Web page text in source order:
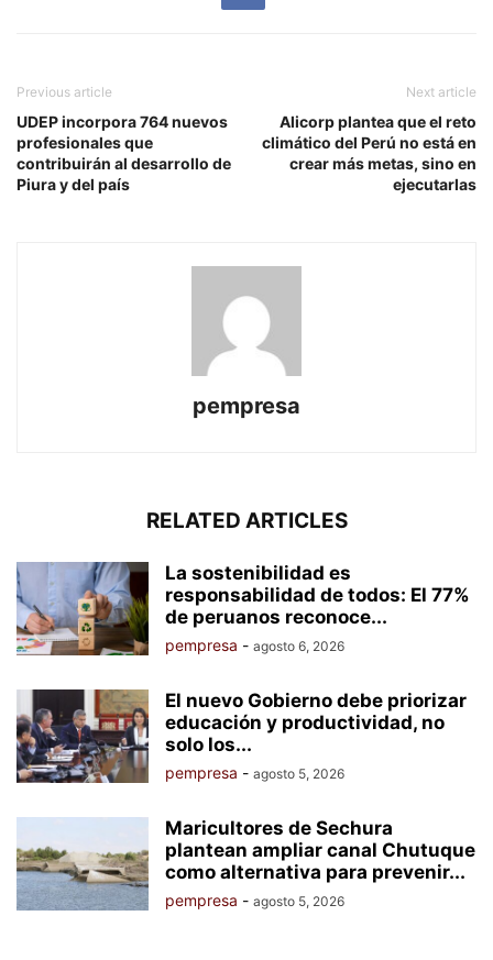
Previous article
UDEP incorpora 764 nuevos
profesionales que
contribuirán al desarrollo de
Piura y del país
Next article
Alicorp plantea que el reto
climático del Perú no está en
crear más metas, sino en
ejecutarlas
pempresa
RELATED ARTICLES
La sostenibilidad es
responsabilidad de todos: El 77%
de peruanos reconoce...
pempresa - agosto 6, 2026
El nuevo Gobierno debe priorizar
educación y productividad, no
solo los...
pempresa - agosto 5, 2026
Maricultores de Sechura
plantean ampliar canal Chutuque
como alternativa para prevenir...
pempresa - agosto 5, 2026